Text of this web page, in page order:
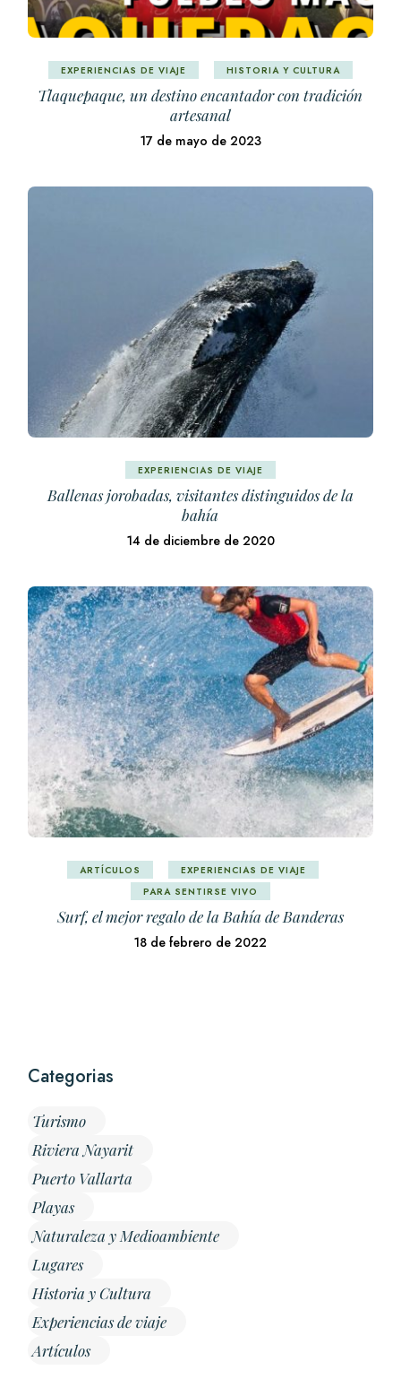
EXPERIENCIAS DE VIAJE HISTORIA Y CULTURA
Tlaquepaque, un destino encantador con tradición
artesanal
17 de mayo de 2023
EXPERIENCIAS DE VIAJE
Ballenas jorobadas, visitantes distinguidos de la
bahía
14 de diciembre de 2020
ARTÍCULOS
EXPERIENCIAS DE VIAJE
PARA SENTIRSE VIVO
Surf, el mejor regalo de la Bahía de Banderas
18 de febrero de 2022
Categorias
Turismo
Riviera Nayarit
Puerto Vallarta
Playas
Naturaleza y Medioambiente
Lugares
Historia y Cultura
Experiencias de viaje
Artículos